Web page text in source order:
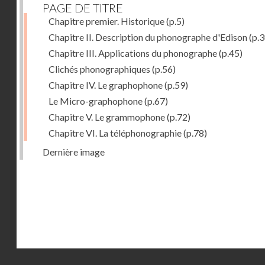
PAGE DE TITRE
Chapitre premier. Historique(p.5)
Chapitre II. Description du phonographe d'Edison
Chapitre III. Applications du phonographe(p.45)
Clichés phonographiques (p.56)
Chapitre IV. Le graphophone(p.59)
Le Micro-graphophone(p.67)
Chapitre V. Le grammophone(p.72)
Chapitre VI. La téléphonographie(p.78)
Dernière image